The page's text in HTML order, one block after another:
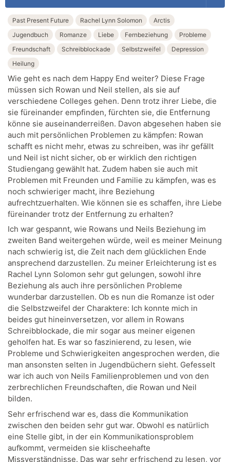
Past Present Future Rachel Lynn Solomon
Arctis
Jugendbuch
Romanze Liebe Fernbeziehung
Probleme
Freundschaft
Schreibblockade Selbstzweifel
Depression
Heilung
Wie geht es nach dem Happy End weiter? Diese Frage
müssen sich Rowan und Neil stellen, als sie auf
verschiedene Colleges gehen. Denn trotz ihrer Liebe, die
sie füreinander empfinden, fürchten sie, die Entfernung
könne sie auseinanderreißen. Davon abgesehen haben sie
auch mit persönlichen Problemen zu kämpfen: Rowan
schafft es nicht mehr, etwas zu schreiben, was ihr gefällt
und Neil ist nicht sicher, ob er wirklich den richtigen
Studiengang gewählt hat. Zudem haben sie auch mit
Problemen mit Freunden und Familie zu kämpfen, was es
noch schwieriger macht, ihre Beziehung
aufrechtzuerhalten. Wie können sie es schaffen, ihre Liebe
füreinander trotz der Entfernung zu erhalten?
Ich war gespannt, wie Rowans und Neils Beziehung im
zweiten Band weitergehen würde, weil es meiner Meinung
nach schwierig ist, die Zeit nach dem glücklichen Ende
ansprechend darzustellen. Zu meiner Erleichterung ist es
Rachel Lynn Solomon sehr gut gelungen, sowohl ihre
Beziehung als auch ihre persönlichen Probleme
wunderbar darzustellen. Ob es nun die Romanze ist oder
die Selbstzweifel der Charaktere: Ich konnte mich in
beides gut hineinversetzen, vor allem in Rowans
Schreibblockade, die mir sogar aus meiner eigenen
geholfen hat. Es war so faszinierend, zu lesen, wie
Probleme und Schwierigkeiten angesprochen werden, die
man ansonsten selten in Jugendbüchern sieht. Gefesselt
war ich auch von Neils Familienproblemen und von den
zerbrechlichen Freundschaften, die Rowan und Neil
bilden.
Sehr erfrischend war es, dass die Kommunikation
zwischen den beiden sehr gut war. Obwohl es natürlich
eine Stelle gibt, in der ein Kommunikationsproblem
aufkommt, vermeiden sie klischeehafte
Missverständnisse. Das war sehr erfrischend zu lesen, vor